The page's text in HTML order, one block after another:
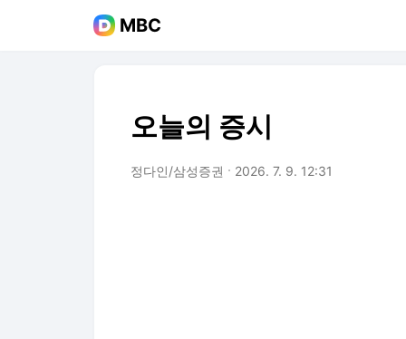
MBC
오늘의 증시
정다인/삼성증권 2026. 7. 9. 12:31